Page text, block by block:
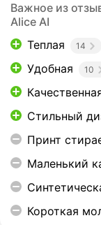
Важное из
Alice AI
Теплая
14
Удобная 10
Стильный
Принт
Маленький
Короткая